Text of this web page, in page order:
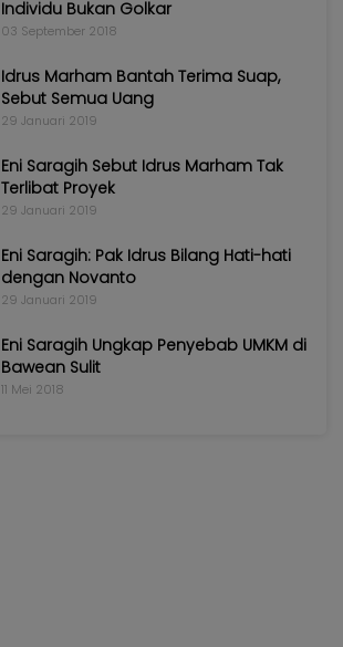
Individu Bukan Golkar
03 September 2018
Idrus Marham Bantah Terima Suap,
Sebut Semua Uang
29 Januari 2019
Eni Saragih Sebut Idrus Marham Tak
Terlibat Proyek
29 Januari 2019
Eni Saragih: Pak Idrus Bilang Hati-hati
dengan Novanto
29 Januari 2019
Eni Saragih Ungkap Penyebab UMKM di
Bawean Sulit
11 Mei 2018